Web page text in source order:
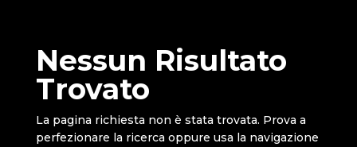
Nessun Risultato
Trovato
La pagina richiesta non è stata trovata. Prova a
perfezionare la ricerca oppure usa la navigazione